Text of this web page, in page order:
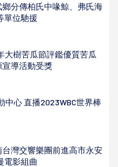
分傳柏氏中喙鯨、弗氏海
單位馳援
大樹苦瓜節評鑑優質苦瓜
導活動受獎
中心 直播2023WBC世界棒
灣交響樂團前進高市永安
電影組曲